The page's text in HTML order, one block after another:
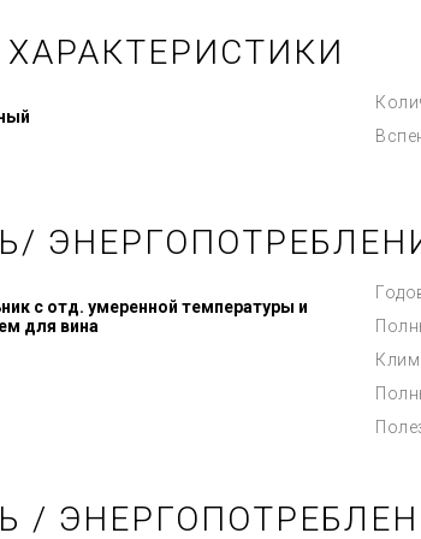
с отд. умеренной температуры и
для вина
/